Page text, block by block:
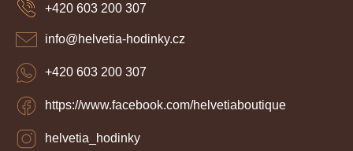
info@helvetia-hodinky.cz
+420 603 200 307
https://www.facebook.com/helvetiaboutique
helvetia_hodinky
+420 603 200 307